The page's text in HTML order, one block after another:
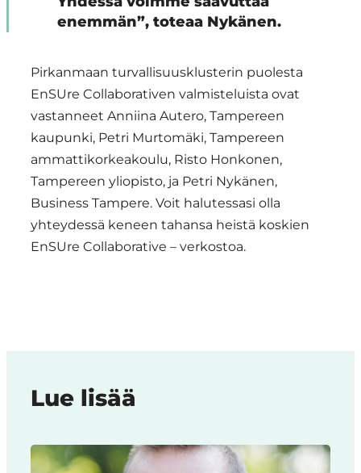
enemmän”, toteaa Nykänen.
Pirkanmaan turvallisuusklusterin puolesta
EnSUre Collaborativen valmisteluista ovat
vastanneet Anniina Autero, Tampereen
kaupunki, Petri Murtomäki, Tampereen
ammattikorkeakoulu, Risto Honkonen,
Tampereen yliopisto, ja Petri Nykänen,
Business Tampere. Voit halutessasi olla
yhteydessä keneen tahansa heistä koskien
EnSUre Collaborative – verkostoa.
Lue lisää